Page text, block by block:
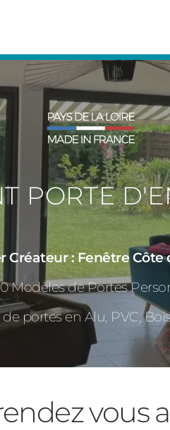
PORTE
Créateur : Fenêtre Côte
Modèles de Portes
portes en Alu, PVC,
vous